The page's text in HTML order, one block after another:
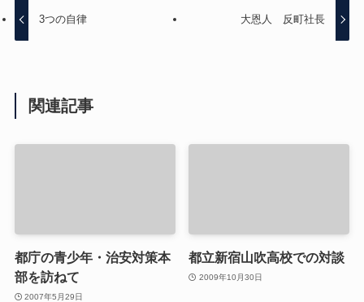
3つの自律 大恩人 反町社長
関連記事
都庁の青少年・治安対策本
部を訪ねて
2007年5月29日
都立新宿山吹高校での対談
2009年10月30日